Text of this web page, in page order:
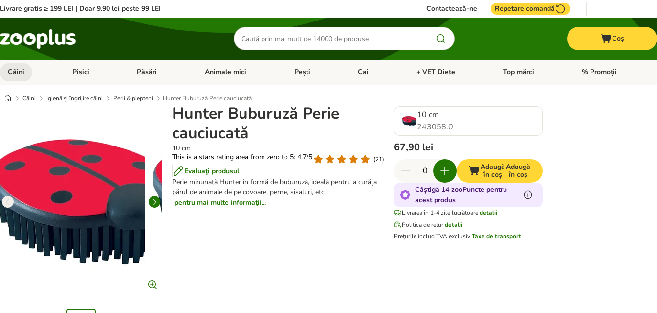
Livrare gratis ≥ 199 LEI | Doar 9.90 lei peste 99 LEI Contactează-ne Repetare comandă
Căutare
produse
Coș
Câini Deschideți meniul cu categorii: Câini
Pisici Deschideți meniul cu categorii: Pisici
Păsări Deschideți meniul cu categorii: Păsări
Animale mici Deschideți meniul cu categorii: Animale mici
Pești Deschideți meniul cu categorii: Pești
Cai Deschideți meniul cu categorii: Cai
+ VET Diete Deschideți meniul cu categorii: + VET Diete
Top mărci Deschideți meniul cu
% Promoții
Câini Igienă și îngrijire câini Perii & piepteni Hunter Buburuză Perie cauciucată
Hunter Buburuză Perie
cauciucată
10 cm
This is a stars rating area from zero to 5: 4.7/5
(21)
Evaluaţi produsul
Perie minunată Hunter în formă de buburuză, ideală pentru a curăța
părul de animale de pe covoare, perne, sisaluri, etc.
pentru mai multe informaţii...
10 cm
243058.0
67,90 lei
Adaugă
în coș
Adaugă
în coș
Câștigă 14 zooPuncte pentru
acest produs
Livrarea în 1-4 zile lucrătoare detalii
Politica de retur detalii
Preţurile includ TVA.exclusivTaxe de transport